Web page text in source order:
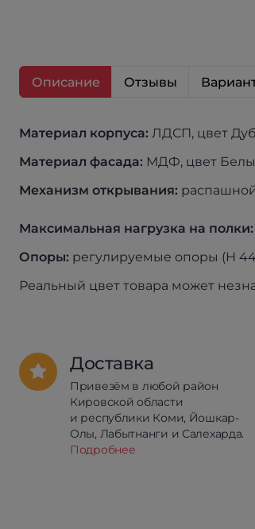
Описание Отзывы
Материал корпуса: ЛДСП, цвет
Материал фасада: МДФ, цвет
Механизм открывания:
Максимальная нагрузка на полки:
Опоры: регулируемыe опоры (Н
Реальный цвет товара может
Доставка
Привезём в любой район
Кировской области
и республики Коми, Йошкар-
Олы, Лабытнанги и Салехарда.
Подробнее